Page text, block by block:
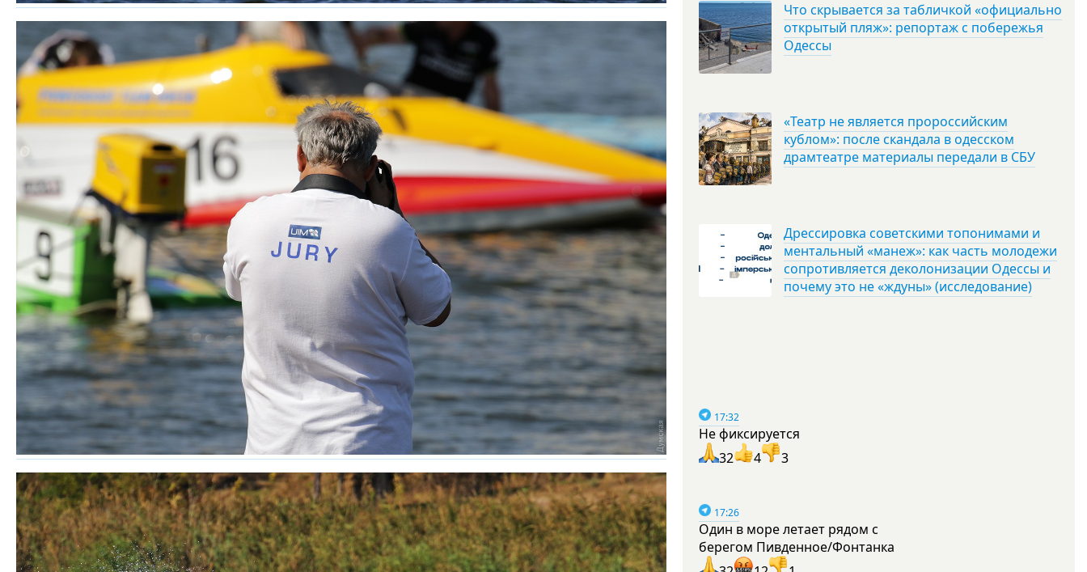
Что скрывается за табличкой «официально
открытый пляж»: репортаж с побережья
Одессы
«Театр не является пророссийским
кублом»: после скандала в одесском
драмтеатре материалы передали в СБУ
Дрессировка советскими топонимами и
ментальный «манеж»: как часть молодежи
сопротивляется деколонизации Одессы и
почему это не «ждуны» (исследование)
17:32
Не фиксируется
32
4 3
17:26
Один в море летает рядом с
берегом Пивденное/Фонтанка